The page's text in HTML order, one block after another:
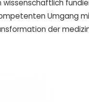
wissenschaftlich
Umgang
der